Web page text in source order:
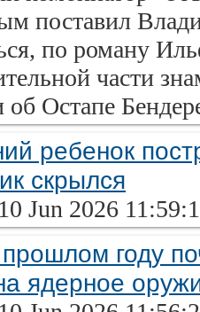
поставил
по роману
части
об Остапе
ребенок
скрылся
Jun 2026
году
ядерное